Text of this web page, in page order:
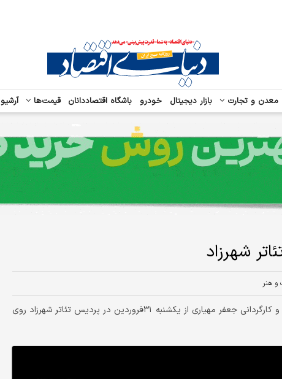
و تجارت بازار دیجیتال خودرو باشگاه اقتصاددانان قیمت‌ها آرشیو
شهرزاد
و هنر
دنیای‌اقتصاد: نمایش «وقتی الاغ‌‌‌ها عاشق می‌‌‌شوند» به نویسندگی و کارگردانی جعفر مهیاری از یکشنبه ۳۱فروردین در پردیس تئاتر شهرزاد روی